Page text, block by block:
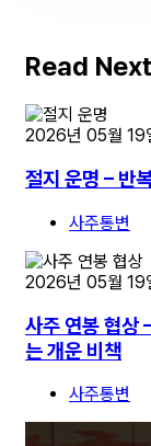
Read Next
2026년 05월 19
절지 운명 – 반
사주통변
2026년 05월 19
사주 연봉 협상
는 개운 비책
사주통변